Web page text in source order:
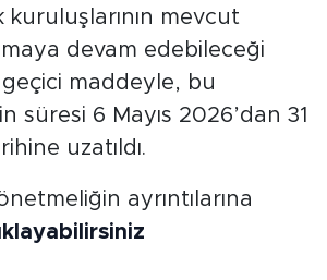
kuruluşlarının mevcut
devam edebileceği
maddeyle, bu
süresi 6 Mayıs 2026’dan 31
uzatıldı.
ayrıntılarına